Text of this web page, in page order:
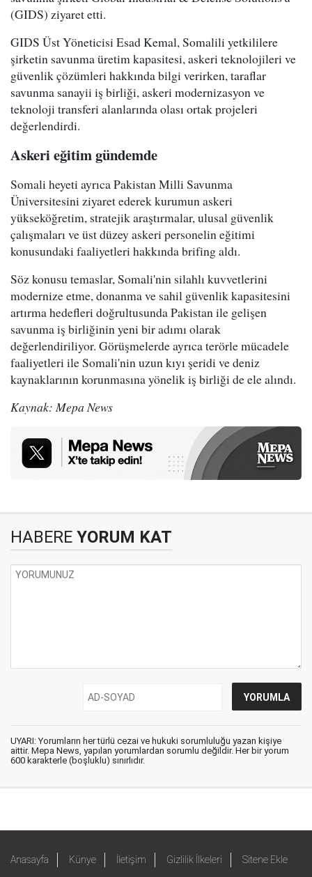
(GIDS) ziyaret etti.
GIDS Üst Yöneticisi Esad Kemal, Somalili yetkililere
şirketin savunma üretim kapasitesi, askeri teknolojileri ve
güvenlik çözümleri hakkında bilgi verirken, taraflar
savunma sanayii iş birliği, askeri modernizasyon ve
teknoloji transferi alanlarında olası ortak projeleri
değerlendirdi.
Askeri eğitim gündemde
Somali heyeti ayrıca Pakistan Milli Savunma
Üniversitesini ziyaret ederek kurumun askeri
yükseköğretim, stratejik araştırmalar, ulusal güvenlik
çalışmaları ve üst düzey askeri personelin eğitimi
konusundaki faaliyetleri hakkında brifing aldı.
Söz konusu temaslar, Somali'nin silahlı kuvvetlerini
modernize etme, donanma ve sahil güvenlik kapasitesini
artırma hedefleri doğrultusunda Pakistan ile gelişen
savunma iş birliğinin yeni bir adımı olarak
değerlendiriliyor. Görüşmelerde ayrıca terörle mücadele
faaliyetleri ile Somali'nin uzun kıyı şeridi ve deniz
kaynaklarının korunmasına yönelik iş birliği de ele alındı.
Kaynak: Mepa News
HABERE YORUM KAT
UYARI: Yorumların her türlü cezai ve hukuki sorumluluğu yazan kişiye
aittir. Mepa News, yapılan yorumlardan sorumlu değildir. Her bir yorum
600 karakterle (boşluklu) sınırlıdır.
Anasayfa Künye İletişim Gizlilik İlkeleri Sitene Ekle